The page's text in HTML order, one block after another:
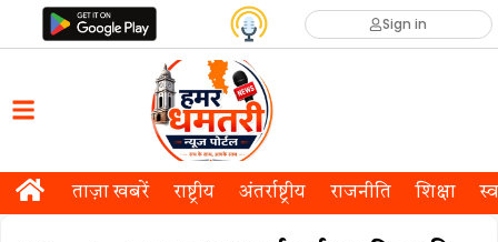
Sign in
ताज़ा खबरें राष्ट्रीय अंतर्राष्ट्रीय राजनीति शिक्षा